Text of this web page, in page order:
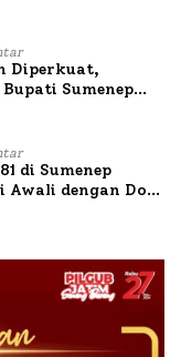
Diperkuat,
Sumenep
di Sumenep
Awali dengan Doa